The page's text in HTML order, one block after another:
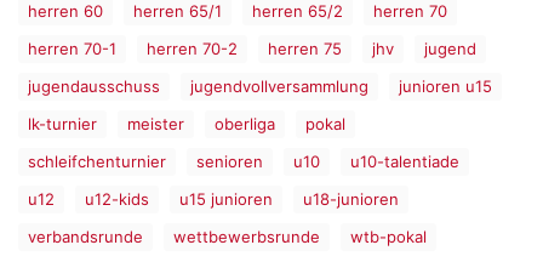
herren 60
herren 65/1 herren 65/2
herren 70
herren 70-1
herren 70-2 herren 75 jhv
jugend
jugendausschuss
jugendvollversammlung
junioren u15
lk-turnier
meister oberliga
pokal
schleifchenturnier
senioren u10
u10-talentiade
u12
u12-kids u15 junioren
u18-junioren
verbandsrunde
wettbewerbsrunde wtb-pokal